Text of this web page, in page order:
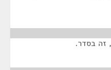
זה בסדר.